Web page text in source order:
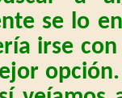
se lo
irse